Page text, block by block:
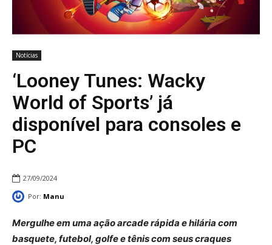
Notícias
‘Looney Tunes: Wacky
World of Sports’ já
disponível para consoles e
PC
27/09/2024
Por: Manu
Mergulhe em uma ação arcade rápida e hilária com
basquete, futebol, golfe e tênis com seus craques